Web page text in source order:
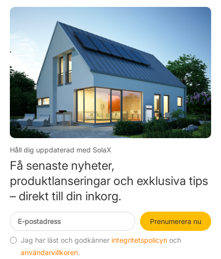
Håll dig uppdaterad med SolaX
Få senaste nyheter,
produktlanseringar och exklusiva tips
– direkt till din inkorg.
Prenumerera nu
Jag har läst och godkänner integritetspolicyn och
användarvillkoren.